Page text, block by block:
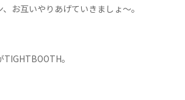
お互いやりあげていきましょ〜。
。